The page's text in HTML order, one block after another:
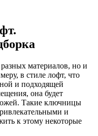
материалов, но и
в стиле лофт, что
и подходящей
она будет
Такие ключницы
и
к этому некоторые